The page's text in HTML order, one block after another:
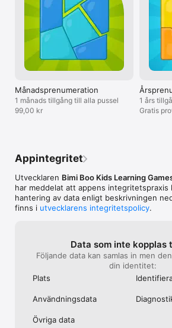
prenumerationsperioden.
– Avgiften för förnyelse debiteras inom
av den aktuella prenumerationsperioden.
– Du kan när som helst stänga av
kontoinställningarna; återbetalningar
en aktiv prenumerationsperiod.
– Den outnyttjade delen av den
Vi tar gärna emot din feedback och dina
Vår integritetspolicy: https://bimiboo.net/
Månadsprenumeration
1 månads tillgång till alla pussel
99,00 kr
1 års
Gratis
Appintegritet
Utvecklaren Bimi Boo Kids Learning
har meddelat att appens integritetspraxis
hantering av data enligt beskrivningen
finns i utvecklarens integritetspolicy.
Data som inte kopplas
Följande data kan samlas in men
din identitet:
Plats
Användnings­data
Övriga data